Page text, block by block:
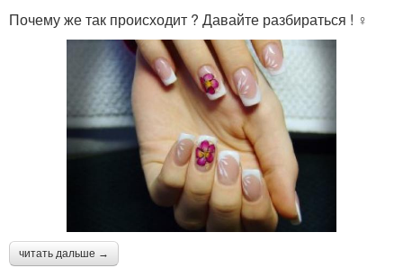
Почему же так происходит ? Давайте разбираться ! ️‍♀️
читать дальше →